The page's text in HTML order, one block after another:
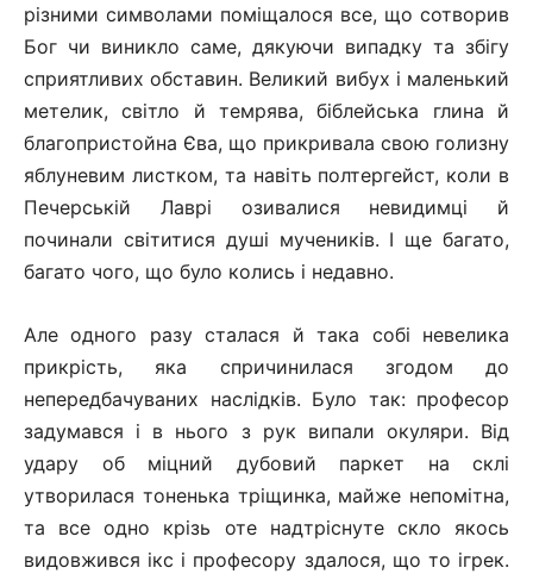
різними символами поміщалося все, що сотворив
Бог чи виникло саме, дякуючи випадку та збігу
сприятливих обставин. Великий вибух і маленький
метелик, світло й темрява, біблейська глина й
благопристойна Єва, що прикривала свою голизну
яблуневим листком, та навіть полтергейст, коли в
Печерській Лаврі озивалися невидимці й
починали світитися душі мучеників. І ще багато,
багато чого, що було колись і недавно.
Але одного разу сталася й така собі невелика
прикрість, яка спричинилася згодом до
непередбачуваних наслідків. Було так: професор
задумався і в нього з рук випали окуляри. Від
удару об міцний дубовий паркет на склі
утворилася тоненька тріщинка, майже непомітна,
та все одно крізь оте надтріснуте скло якось
видовжився ікс і професору здалося, що то ігрек.